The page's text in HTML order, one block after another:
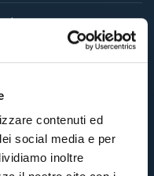
contenuti ed
social media e per
inoltre
insieme verso il futuro”